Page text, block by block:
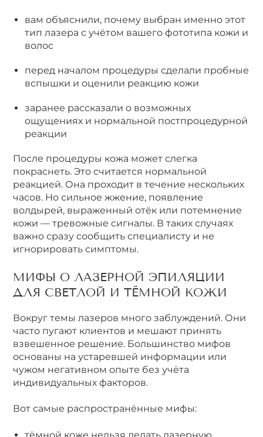
вам объяснили, почему выбран именно этот
тип лазера с учётом вашего фототипа кожи и
волос
перед началом процедуры сделали пробные
вспышки и оценили реакцию кожи
заранее рассказали о возможных
ощущениях и нормальной постпроцедурной
реакции
После процедуры кожа может слегка
покраснеть. Это считается нормальной
реакцией. Она проходит в течение нескольких
часов. Но сильное жжение, появление
волдырей, выраженный отёк или потемнение
кожи — тревожные сигналы. В таких случаях
важно сразу сообщить специалисту и не
игнорировать симптомы.
МИФЫ О ЛАЗЕРНОЙ ЭПИЛЯЦИИ
ДЛЯ СВЕТЛОЙ И ТЁМНОЙ КОЖИ
Вокруг темы лазеров много заблуждений. Они
часто пугают клиентов и мешают принять
взвешенное решение. Большинство мифов
основаны на устаревшей информации или
чужом негативном опыте без учёта
индивидуальных факторов.
Вот самые распространённые мифы: